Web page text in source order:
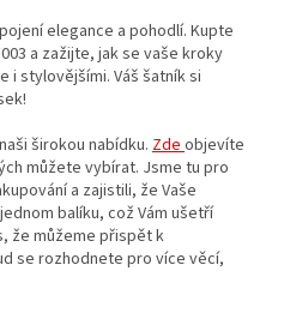
elegance a pohodlí. Kupte
a zažijte, jak se vaše kroky
i stylovějšími. Váš šatník si
širokou nabídku. Zdeobjevíte
můžete vybírat. Jsme tu pro
a zajistili, že Vaše
balíku, což Vám ušetří
že můžeme přispět k
se rozhodnete pro více věcí,